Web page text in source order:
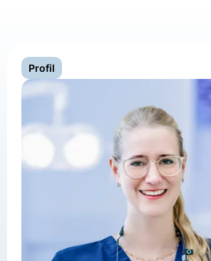
Profil